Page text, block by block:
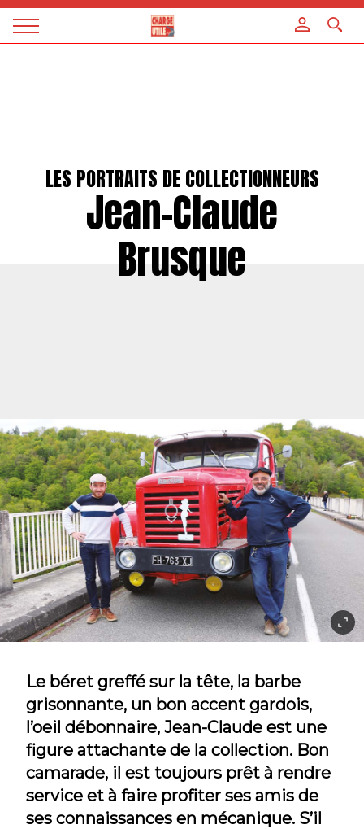
Magazine
LES PORTRAITS DE COLLECTIONNEURS
Jean-Claude
Brusque
Le béret greffé sur la tête, la barbe
grisonnante, un bon accent gardois,
l’oeil débonnaire, Jean-Claude est une
figure attachante de la collection. Bon
camarade, il est toujours prêt à rendre
service et à faire profiter ses amis de
ses connaissances en mécanique. S’il
Panneau de gestion des cookies